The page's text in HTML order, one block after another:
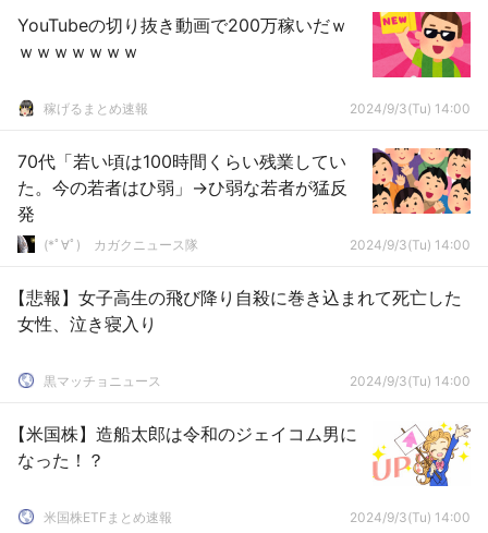
YouTubeの切り抜き動画で200万稼いだｗ
ｗｗｗｗｗｗｗ
稼げるまとめ速報 2024/9/3(Tu) 14:00
70代「若い頃は100時間くらい残業してい
た。今の若者はひ弱」→ひ弱な若者が猛反
発
(*ﾟ∀ﾟ)ゞカガクニュース隊 2024/9/3(Tu) 14:00
【悲報】女子高生の飛び降り自殺に巻き込まれて死亡した
女性、泣き寝入り
黒マッチョニュース 2024/9/3(Tu) 14:00
【米国株】造船太郎は令和のジェイコム男に
なった！？
米国株ETFまとめ速報 2024/9/3(Tu) 14:00